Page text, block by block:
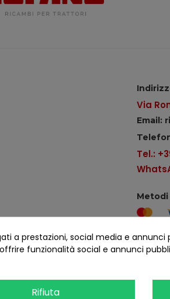
Via
Email:
Tel.:
a prestazioni, social media e annunci
funzionalità social e annunci
Rifiuta